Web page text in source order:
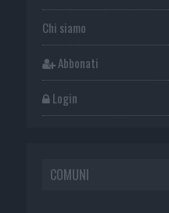
Chi siamo
Abbonati
Login
COMUNI